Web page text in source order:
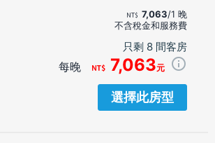
7,063/1 晚
不含稅金和服務費
只剩 8 間客房
每晚 7,063元
選擇此房型